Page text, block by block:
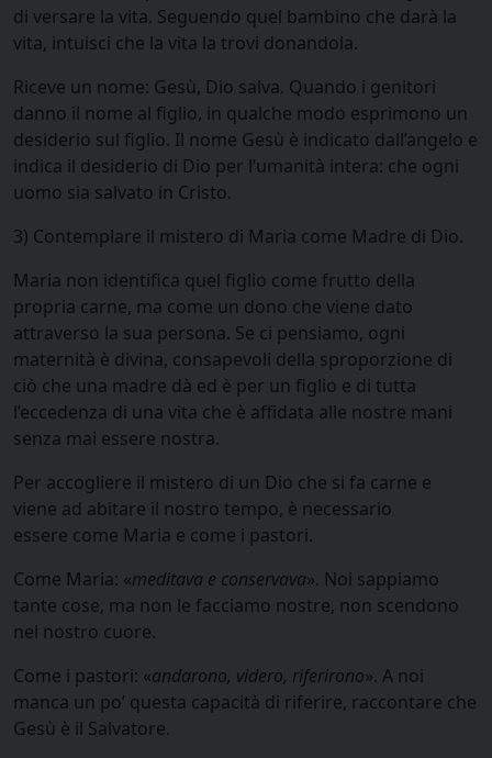
di versare la vita. Seguendo quel bambino che darà la
vita, intuisci che la vita la trovi donandola.
Riceve un nome: Gesù, Dio salva. Quando i genitori
danno il nome al figlio, in qualche modo esprimono un
desiderio sul figlio. Il nome Gesù è indicato dall’angelo e
indica il desiderio di Dio per l’umanità intera: che ogni
uomo sia salvato in Cristo.
3) Contemplare il mistero di Maria come Madre di Dio.
Maria non identifica quel figlio come frutto della
propria carne, ma come un dono che viene dato
attraverso la sua persona. Se ci pensiamo, ogni
maternità è divina, consapevoli della sproporzione di
ciò che una madre dà ed è per un figlio e di tutta
l’eccedenza di una vita che è affidata alle nostre mani
senza mai essere nostra.
Per accogliere il mistero di un Dio che si fa carne e
viene ad abitare il nostro tempo, è necessario
essere come Maria e come i pastori.
Come Maria: «meditava e conservava». Noi sappiamo
tante cose, ma non le facciamo nostre, non scendono
nel nostro cuore.
Come i pastori: «andarono, videro, riferirono». A noi
manca un po’ questa capacità di riferire, raccontare che
Gesù è il Salvatore.